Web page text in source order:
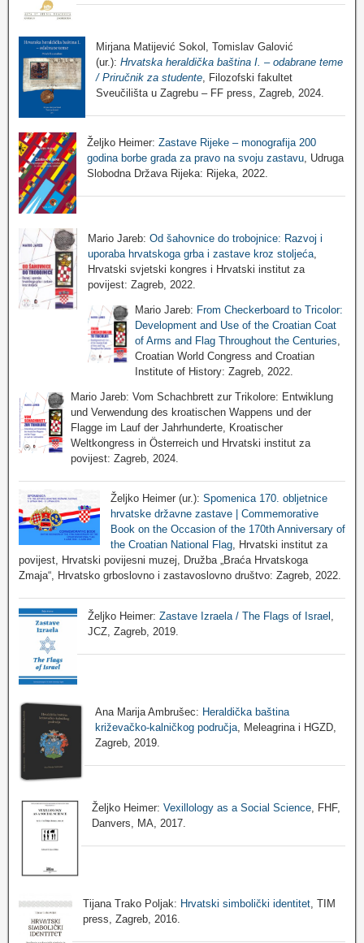
Mirjana Matijević Sokol, Tomislav Galović
(ur.): Hrvatska heraldička baština I. – odabrane teme
/ Priručnik za studente, Filozofski fakultet
Sveučilišta u Zagrebu – FF press, Zagreb, 2024.
Željko Heimer: Zastave Rijeke – monografija 200
godina borbe grada za pravo na svoju zastavu, Udruga
Slobodna Država Rijeka: Rijeka, 2022.
Mario Jareb: Od šahovnice do trobojnice: Razvoj i
uporaba hrvatskoga grba i zastave kroz stoljeća,
Hrvatski svjetski kongres i Hrvatski institut za
povijest: Zagreb, 2022.
Mario Jareb: From Checkerboard to Tricolor:
Development and Use of the Croatian Coat
of Arms and Flag Throughout the Centuries
Croatian World Congress and Croatian
Institute of History: Zagreb, 2022.
Mario Jareb: Vom Schachbrett zur Trikolore: Entwiklung
und Verwendung des kroatischen Wappens und der
Flagge im Lauf der Jahrhunderte, Kroatischer
Weltkongress in Österreich und Hrvatski institut za
povijest: Zagreb, 2024.
Željko Heimer (ur.): Spomenica 170. obljetnice
hrvatske državne zastave | Commemorative
Book on the Occasion of the 170th Anniversary of
the Croatian National Flag, Hrvatski institut za
povijest, Hrvatski povijesni muzej, Družba „Braća Hrvatskoga
Zmaja“, Hrvatsko grboslovno i zastavoslovno društvo: Zagreb, 2022.
Željko Heimer:Zastave Izraela / The Flags of Israel
JCZ, Zagreb, 2019.
Ana Marija Ambrušec: Heraldička baština
križevačko-kalničkog područja, Meleagrina i HGZD,
Zagreb, 2019.
Željko Heimer:Vexillology as a Social Science , FHF,
Danvers, MA, 2017.
Tijana Trako Poljak: Hrvatski simbolički identitet , TIM
press, Zagreb, 2016.